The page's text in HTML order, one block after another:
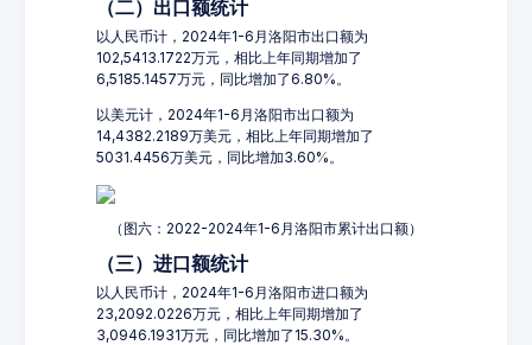
（二）出口额统计
以人民币计，2024年1-6月洛阳市出口额为
102,5413.1722万元，相比上年同期增加了
6,5185.1457万元，同比增加了6.80%。
以美元计，2024年1-6月洛阳市出口额为
14,4382.2189万美元，相比上年同期增加了
5031.4456万美元，同比增加3.60%。
（图六：2022-2024年1-6月洛阳市累计出口额）
（三）进口额统计
以人民币计，2024年1-6月洛阳市进口额为
23,2092.0226万元，相比上年同期增加了
3,0946.1931万元，同比增加了15.30%。